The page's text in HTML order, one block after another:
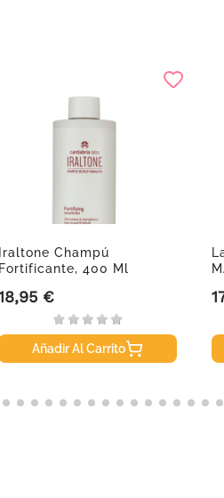
Iraltone Champú
Fortificante, 400 Ml
€
Añadir Al Carrito